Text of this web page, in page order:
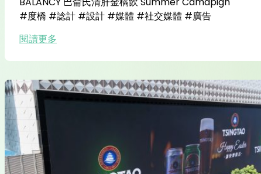
#度橋 #諗計 #設計 #媒體 #社交媒體 #廣告
閱讀更多